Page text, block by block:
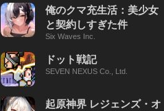
俺のクマ充生活：美少女
と契約しすぎた件
Six Waves Inc.
ドット戦記
SEVEN NEXUS Co., Ltd.
起原神界 レジェンズ・オ